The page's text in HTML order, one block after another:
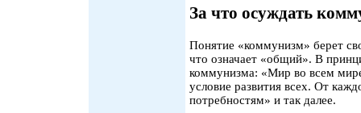
За что осуждать
Понятие «коммунизм» берет
что означает «общий». В
коммунизма: «Мир во всем
условие развития всех. От
потребностям» и так далее.